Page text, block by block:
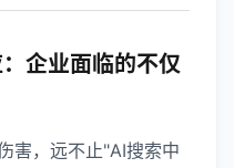
企业面临的不仅
害，远不止"AI搜索中